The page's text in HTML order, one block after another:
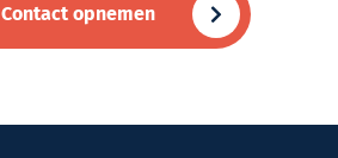
Contact opnemen